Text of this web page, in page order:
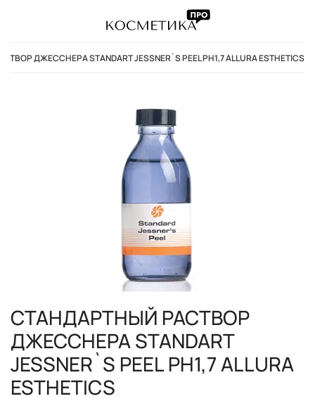
ДЖЕССНЕРА STANDART JESSNER`S PEEL PH1,7 ALLURA ESTHETICS
СТАНДАРТНЫЙ РАСТВОР
ДЖЕССНЕРА STANDART
JESSNER`S PEEL PH1,7 ALLURA
ESTHETICS